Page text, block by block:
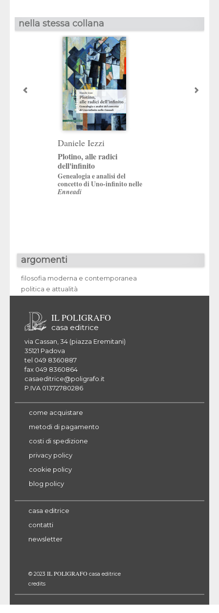
nella stessa collana
Daniele Iezzi
Plotino, alle radici
dell'infinito
Genealogia e analisi del
concetto di Uno-infinito nelle
Enneadi
argomenti
filosofia moderna e contemporanea
politica e attualità
IL POLIGRAFO
casa editrice
via Cassan, 34 (piazza Eremitani)
35121 Padova
tel 049 8360887
fax 049 8360864
casaeditrice@poligrafo.it
P.IVA 01372780286
come acquistare
metodi di pagamento
costi di spedizione
privacy policy
cookie policy
blog policy
casa editrice
contatti
newsletter
© 2023 IL POLIGRAFO casa editrice
credits